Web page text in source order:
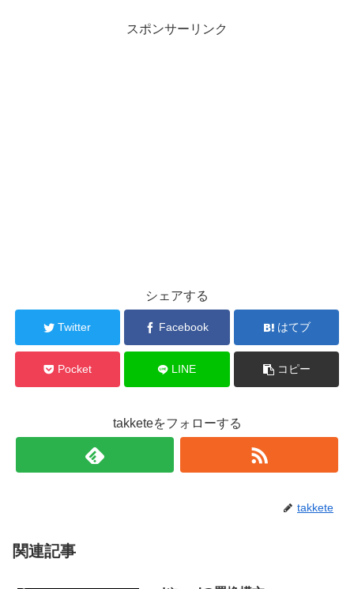
スポンサーリンク
シェアする
Twitter Facebook はてブ
Pocket LINE コピー
takketeをフォローする
takkete
関連記事